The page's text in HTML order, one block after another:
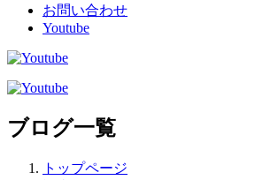
お問い合わせ
Youtube
ブログ一覧
トップページ